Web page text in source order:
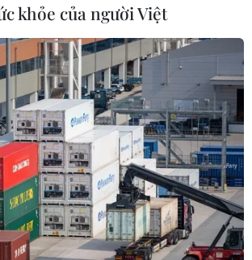
dùng sự thấu hiểu, quan sát
là những ẩn dụ mà tôi mong
sẻ với mọi người thông qua câu
cho thiếu nhi tôi gạt bỏ hoàn
thể sâu sắc hay quá tinh tế. Tôi
bằng góc nhìn của cậu con
anh tâm sự.
khỏe của người Việt